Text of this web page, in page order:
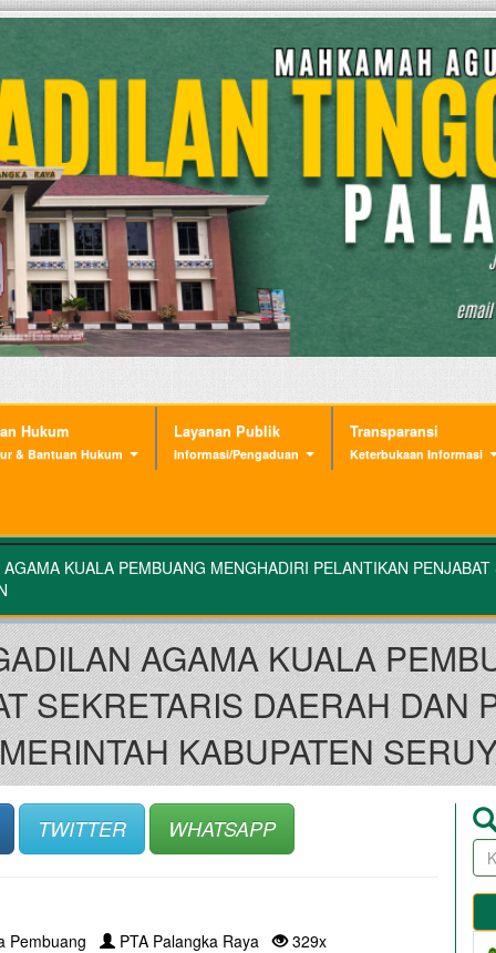
Hukum
& Bantuan Hukum
Layanan Publik
Informasi/Pengaduan
Transparansi
Keterbukaan Informasi
KUALA PEMBUANG MENGHADIRI PELANTIKAN PENJABAT
AGAMA KUALA
SEKRETARIS DAERAH DAN
KABUPATEN
TWITTER WHATSAPP
Pembuang PTA Palangka Raya 329x